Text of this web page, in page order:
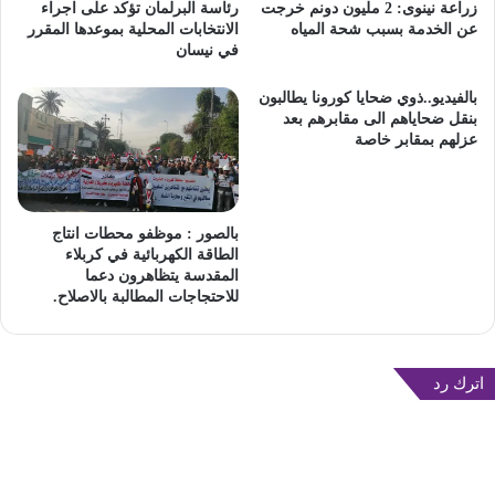
زراعة نينوى: 2 مليون دونم خرجت
عن الخدمة بسبب شحة المياه
رئاسة البرلمان تؤكد على اجراء
الانتخابات المحلية بموعدها المقرر
في نيسان
بالفيديو..ذوي ضحايا كورونا يطالبون
بنقل ضحاياهم الى مقابرهم بعد
عزلهم بمقابر خاصة
بالصور : موظفو محطات انتاج
الطاقة الكهربائية في كربلاء
المقدسة يتظاهرون دعما
للاحتجاجات المطالبة بالاصلاح.
اترك رد